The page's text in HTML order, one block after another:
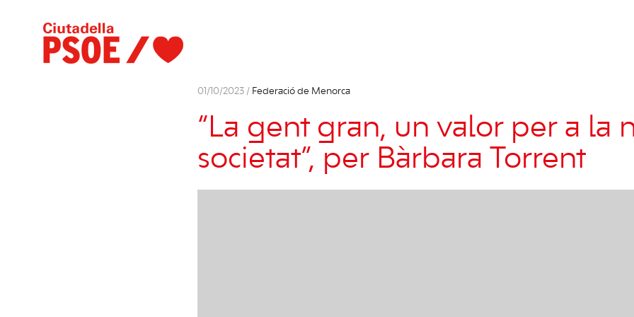
01/10/2023 / Federació de Menorca
“La gent gran, un valor per a la
societat”, per Bàrbara Torrent